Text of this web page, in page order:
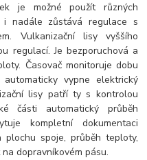
je možné použít různých
i nadále zůstává regulace s
Vulkanizační lisy vyššího
regulací. Je bezporuchová a
Časovač monitoruje dobu
vypne elektrický
lisy patří ty s kontrolou
části automatický průběh
kompletní dokumentaci
spoje, průběh teploty,
dopravníkovém pásu.